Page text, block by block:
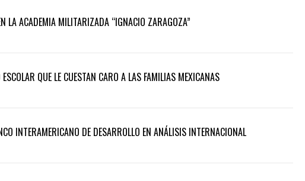
LA ACADEMIA MILITARIZADA “IGNACIO ZARAGOZA”
QUE LE CUESTAN CARO A LAS FAMILIAS MEXICANAS
INTERAMERICANO DE DESARROLLO EN ANÁLISIS INTERNACIONAL